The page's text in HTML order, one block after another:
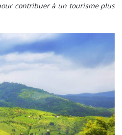
contribuer à un tourisme plus